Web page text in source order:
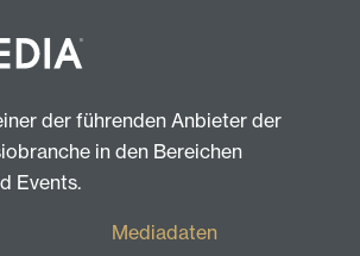
der führenden Anbieter der
in den Bereichen
Events.
Mediadaten